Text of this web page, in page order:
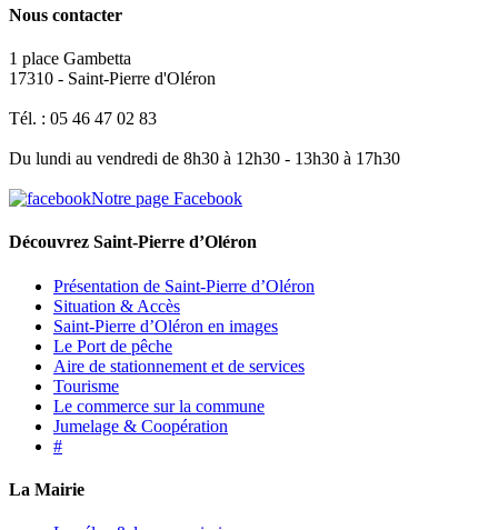
Nous contacter
1 place Gambetta
17310 - Saint-Pierre d'Oléron
Tél. : 05 46 47 02 83
Du lundi au vendredi de 8h30 à 12h30 - 13h30 à 17h30
Notre page Facebook
Découvrez Saint-Pierre d’Oléron
Présentation de Saint-Pierre d’Oléron
Situation & Accès
Saint-Pierre d’Oléron en images
Le Port de pêche
Aire de stationnement et de services
Tourisme
Le commerce sur la commune
Jumelage & Coopération
#
La Mairie